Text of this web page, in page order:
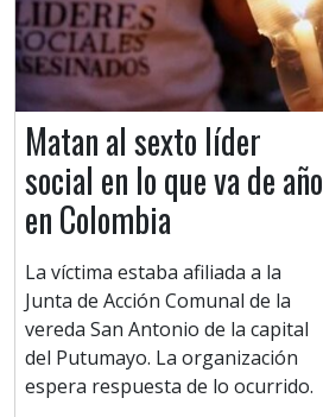
Matan al sexto líder
social en lo que va de año
en Colombia
La víctima estaba afiliada a la
Junta de Acción Comunal de la
vereda San Antonio de la capital
del Putumayo. La organización
espera respuesta de lo ocurrido.